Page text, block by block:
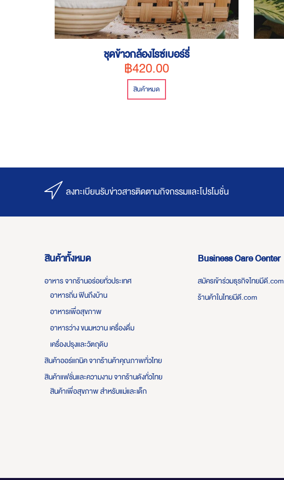
ชุดข้าวกล้องไรซ์เบอร์รี่
฿420.00
สินค้าหมด
ลงทะเบียนรับข่าวสารติดตามกิจกรรมและโปรโมชั่น
สินค้าทั้งหมด
อาหาร จากร้านอร่อยทั่วประเทศ
อาหารถิ่น ฟินถึงบ้าน
อาหารเพื่อสุขภาพ
อาหารว่าง ขนมหวาน เครื่องดื่ม
เครื่องปรุงและวัตถุดิบ
สินค้าออร์แกนิค จากร้านค้าคุณภาพทั่วไทย
สินค้าแฟชั่นและความงาม จากร้านดังทั่วไทย
สินค้าเพื่อสุขภาพ สำหรับแม่และเด็ก
Business Care Center
สมัครเข้าร่วมธุรกิจไทยมีดี.com
ร้านค้าในไทยมีดี.com